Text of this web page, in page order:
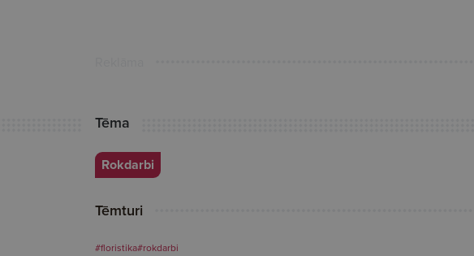
Tēma
Rokdarbi
Tēmturi
#floristika#rokdarbi